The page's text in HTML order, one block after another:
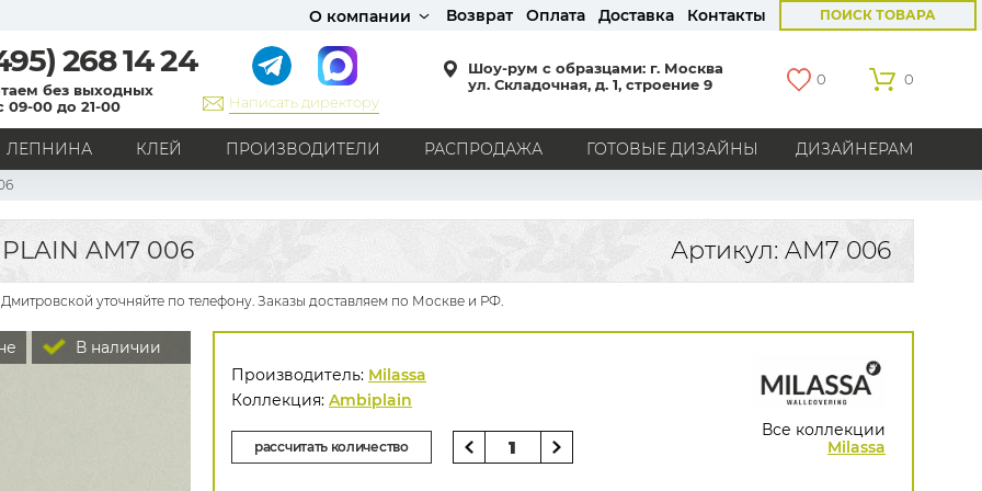
О компании Возврат Оплата Доставка Контакты ПОИСК ТОВАРА
268 14 24
без выходных
09-00 до 21-00
Написать директору
Шоу-рум с образцами: г. Москва
ул. Складочная, д. 1, строение 9
0 0
ЛЕПНИНА КЛЕЙ ПРОИЗВОДИТЕЛИ РАСПРОДАЖА ГОТОВЫЕ ДИЗАЙНЫ ДИЗАЙНЕРАМ
Кантри
Модерн Прованс Хай-тек
Лофт
Классика
Английский стиль
Америка
Англия Бельгия
Германия
Голландия
Россия Все страны
РИСУНОК
Граффити
Карта мира
Под кирпич
С надписями
Однотонные
Цветы
Дамаск
Все рисунки
БРЕНДЫ
Bernardo Bartalucci
Zambaiti
AS Creation
Hygge Roll
Grandeco
AM7 006 Артикул: AM7 006
уточняйте по телефону. Заказы доставляем по Москве и РФ.
В наличии
Все коллекции
Milassa
Производитель: Milassa
Коллекция: Ambiplain
рассчитать количество